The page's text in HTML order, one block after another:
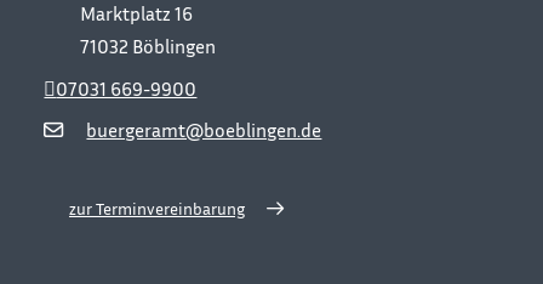
Marktplatz 16
71032 Böblingen
buergeramt@boeblingen.de
07031 669-9900
zur Terminvereinbarung